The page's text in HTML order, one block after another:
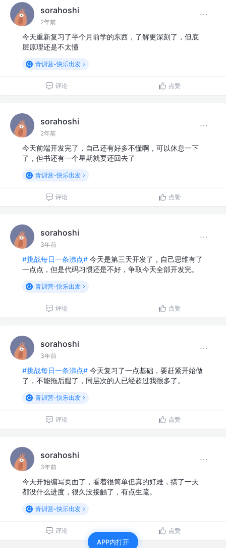
sorahoshi
2年前
今天重新复习了半个月前学的东西，了解更深刻了，但底
层原理还是不太懂
青训营-快乐出发
评论 点赞
sorahoshi
2年前
今天前端开发完了，自己还有好多不懂啊，可以休息一下
了，但书还有一个星期就要还回去了
青训营-快乐出发
评论 点赞
sorahoshi
3年前
#挑战每日一条沸点# 今天是第三天开发了，自己思维有了
一点点，但是代码习惯还是不好，争取今天全部开发完。
青训营-快乐出发
评论 点赞
sorahoshi
3年前
#挑战每日一条沸点# 今天复习了一点基础，要赶紧开始做
了，不能拖后腿了，同层次的人已经超过我很多了。
青训营-快乐出发
评论 点赞
sorahoshi
3年前
今天开始编写页面了，看着很简单但真的好难，搞了一天
都没什么进度，很久没接触了，有点生疏。
青训营-快乐出发
评论 点赞
APP内打开